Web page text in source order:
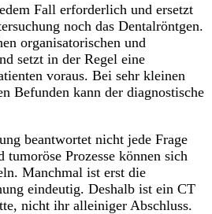
Fall erforderlich und ersetzt
noch das Dentalröntgen.
organisatorischen und
setzt in der Regel eine
voraus. Bei sehr kleinen
Befunden kann der diagnostische
beantwortet nicht jede Frage
Prozesse können sich
Manchmal ist erst die
eindeutig. Deshalb ist ein CT
nicht ihr alleiniger Abschluss.